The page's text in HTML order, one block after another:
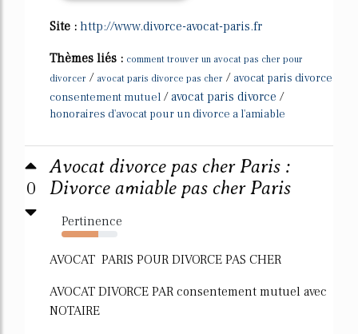
Site : http://www.divorce-avocat-paris.fr
Thèmes liés : comment trouver un avocat pas cher pour
divorcer / avocat paris divorce pas cher / avocat paris divorce
consentement mutuel /avocat paris divorce /
honoraires d'avocat pour un divorce a l'amiable
0
Avocat divorce pas cher Paris :
Divorce amiable pas cher Paris
Pertinence
65%
AVOCAT PARIS POUR DIVORCE PAS CHER
AVOCAT DIVORCE PAR consentement mutuel avec
NOTAIRE